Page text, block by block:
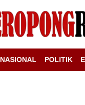
NASIONAL POLITIK